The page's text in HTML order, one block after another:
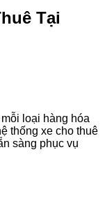
Tại
loại hàng hóa
thống xe cho thuê
sàng phục vụ